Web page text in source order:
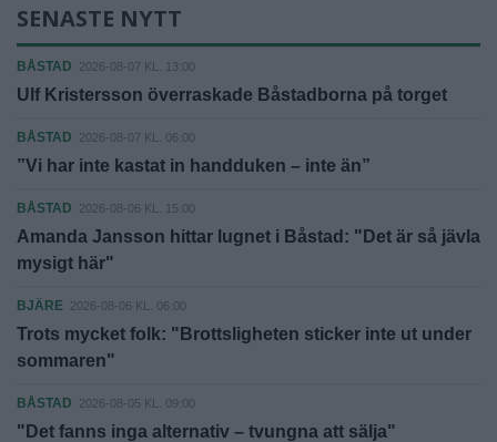
SENASTE NYTT
BÅSTAD 2026-08-07 KL. 13:00
Ulf Kristersson överraskade Båstadborna på torget
BÅSTAD 2026-08-07 KL. 06:00
”Vi har inte kastat in handduken – inte än”
BÅSTAD 2026-08-06 KL. 15:00
Amanda Jansson hittar lugnet i Båstad: "Det är så jävla
mysigt här"
BJÄRE 2026-08-06 KL. 06:00
Trots mycket folk: "Brottsligheten sticker inte ut under
sommaren"
BÅSTAD 2026-08-05 KL. 09:00
"Det fanns inga alternativ – tvungna att sälja"